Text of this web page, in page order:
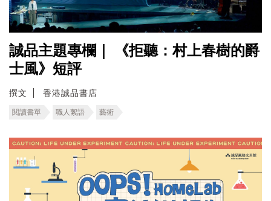
誠品主題專欄｜ 《拒聽：村上春樹的爵
士風》短評
撰文 香港誠品書店
閱讀書單 職人絮語 藝術